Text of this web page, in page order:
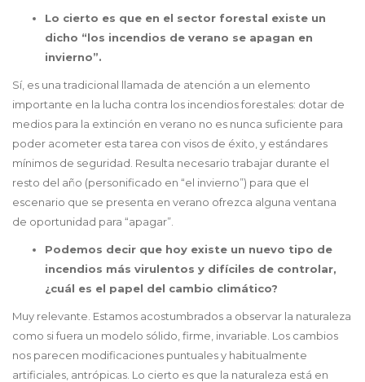
Lo cierto es que en el sector forestal existe un
dicho “los incendios de verano se apagan en
invierno”.
Sí, es una tradicional llamada de atención a un elemento
importante en la lucha contra los incendios forestales: dotar de
medios para la extinción en verano no es nunca suficiente para
poder acometer esta tarea con visos de éxito, y estándares
mínimos de seguridad. Resulta necesario trabajar durante el
resto del año (personificado en “el invierno”) para que el
escenario que se presenta en verano ofrezca alguna ventana
de oportunidad para “apagar”.
Podemos decir que hoy existe un nuevo tipo de
incendios más virulentos y difíciles de controlar,
¿cuál es el papel del cambio climático?
Muy relevante. Estamos acostumbrados a observar la naturaleza
como si fuera un modelo sólido, firme, invariable. Los cambios
nos parecen modificaciones puntuales y habitualmente
artificiales, antrópicas. Lo cierto es que la naturaleza está en